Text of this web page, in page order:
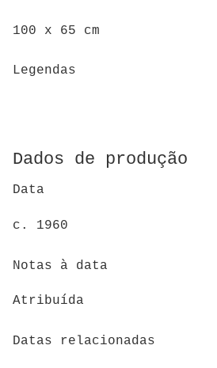
100 x 65 cm
Legendas
Dados de produção
Data
c. 1960
Notas à data
Atribuída
Datas relacionadas